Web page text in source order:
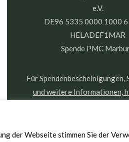
e.V.
DE96 5335 0000 1000
HELADEF1MAR
Spende PMC
Für Spendenbescheinigungen,
und weitere Informationen,
der Webseite stimmen Sie der